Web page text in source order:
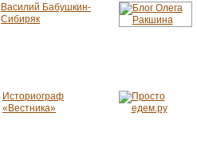
Василий Бабушкин-
Сибиряк
Историограф
«Вестника»